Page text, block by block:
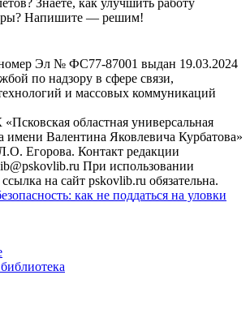
Напишите — решим!
Эл № ФС77-87001 выдан 19.03.2024
по надзору в сфере связи,
и массовых коммуникаций
областная универсальная
имени Валентина Яковлевича Курбатова»
Егорова. Контакт редакции
При использовании
на сайт pskovlib.ru обязательна.
как не поддаться на уловки